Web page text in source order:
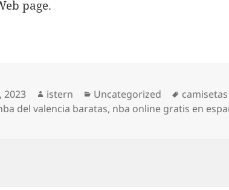
page.
2023 Autor
istern Categorías
Uncategorized Etiquetas
del valencia baratas, nba online gratis en